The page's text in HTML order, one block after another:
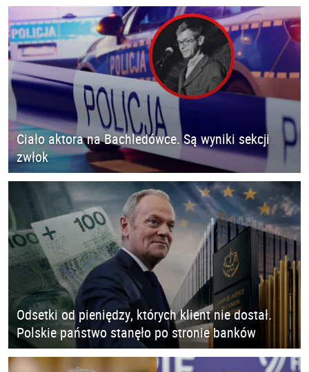
Ciało aktora na Bachledówce. Są wyniki sekcji
zwłok
Odsetki od pieniędzy, których klient nie dostał.
Polskie państwo stanęło po stronie banków